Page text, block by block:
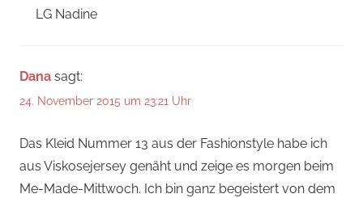
LG Nadine
Dana sagt:
24. November 2015 um 23:21 Uhr
Das Kleid Nummer 13 aus der Fashionstyle habe ich
aus Viskosejersey genäht und zeige es morgen beim
Me-Made-Mittwoch. Ich bin ganz begeistert von dem